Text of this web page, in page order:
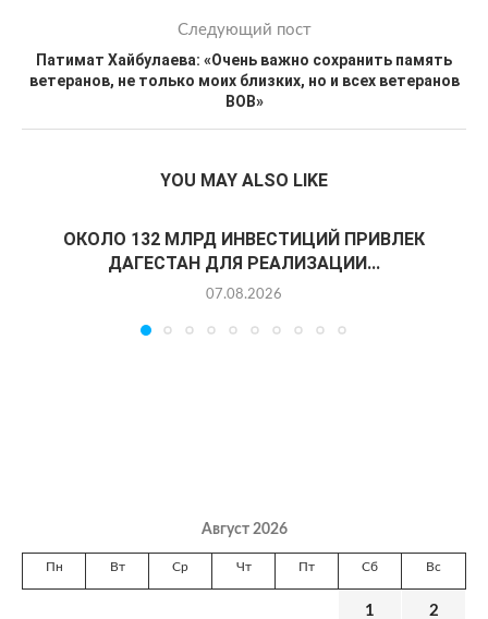
Следующий пост
Патимат Хайбулаева: «Очень важно сохранить память
ветеранов, не только моих близких, но и всех ветеранов
ВОВ»
YOU MAY ALSO LIKE
ОКОЛО 132 МЛРД ИНВЕСТИЦИЙ ПРИВЛЕК
ДАГЕСТАН ДЛЯ РЕАЛИЗАЦИИ...
07.08.2026
Август 2026
Пн Вт Ср Чт Пт Сб Вс
1 2